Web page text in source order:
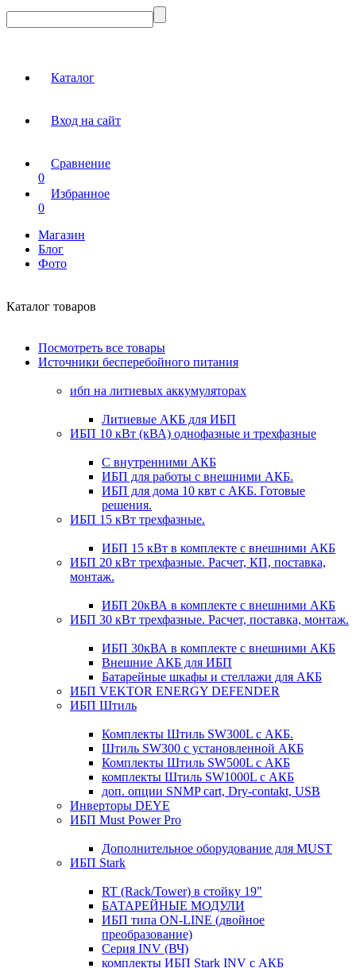
Каталог
Вход на сайт
Сравнение
0
Избранное
0
Магазин
Блог
Фото
Каталог товаров
Посмотреть все товары
Источники бесперебойного питания
ибп на литиевых аккумуляторах
Литиевые АКБ для ИБП
ИБП 10 кВт (кВА) однофазные и трехфазные
С внутренними АКБ
ИБП для работы с внешними АКБ.
ИБП для дома 10 квт с АКБ. Готовые
решения.
ИБП 15 кВт трехфазные.
ИБП 15 кВт в комплекте с внешними АКБ
ИБП 20 кВт трехфазные. Расчет, КП, поставка,
монтаж.
ИБП 20кВА в комплекте с внешними АКБ
ИБП 30 кВт трехфазные. Расчет, поставка, монтаж.
ИБП 30кВА в комплекте с внешними АКБ
Внешние АКБ для ИБП
Батарейные шкафы и стеллажи для АКБ
ИБП VEKTOR ENERGY DEFENDER
ИБП Штиль
Комплекты Штиль SW300L с АКБ.
Штиль SW300 с установленной АКБ
Комплекты Штиль SW500L с АКБ
комплекты Штиль SW1000L с АКБ
доп. опции SNMP cart, Dry-contakt, USB
Инверторы DEYE
ИБП Must Power Pro
Дополнительное оборудование для MUST
ИБП Stark
RT (Rack/Tower) в стойку 19"
БАТАРЕЙНЫЕ МОДУЛИ
ИБП типа ON-LINE (двойное
преобразование)
Серия INV (ВЧ)
комплекты ИБП Stark INV с АКБ